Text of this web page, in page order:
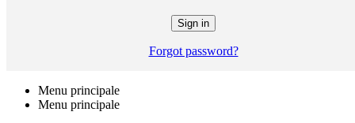
Forgot password?
Menu principale
Menu principale